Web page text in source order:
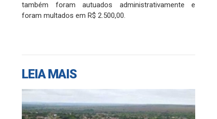
também foram autuados administrativamente e
foram multados em R$ 2.500,00.
LEIA MAIS